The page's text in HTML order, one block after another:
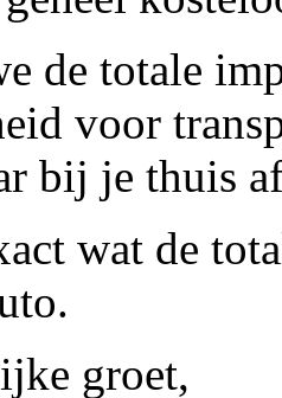
de totale
voor
bij je thuis
wat de
groet,